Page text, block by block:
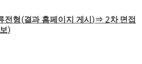
전형 (결과 홈페이지 게시 )⇒ 2차 면접
)